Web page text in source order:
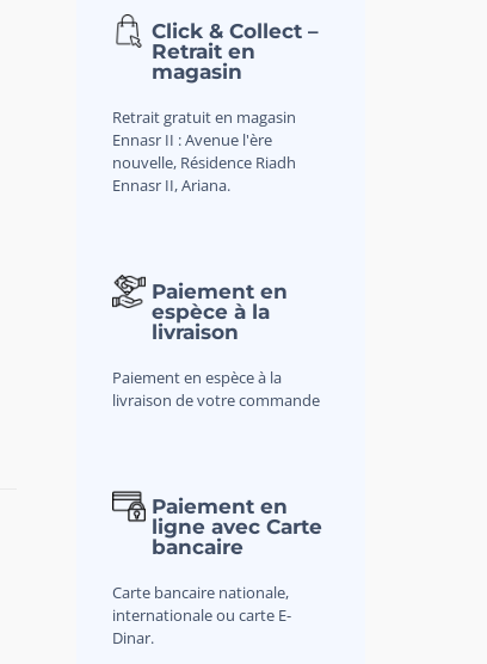
Click & Collect –
Retrait en
magasin
Retrait gratuit en magasin
Ennasr II : Avenue l'ère
nouvelle, Résidence Riadh
Ennasr II, Ariana.
Paiement en
espèce à la
livraison
Paiement en espèce à la
livraison de votre commande
Paiement en
ligne avec Carte
bancaire
Carte bancaire nationale,
internationale ou carte E-
Dinar.